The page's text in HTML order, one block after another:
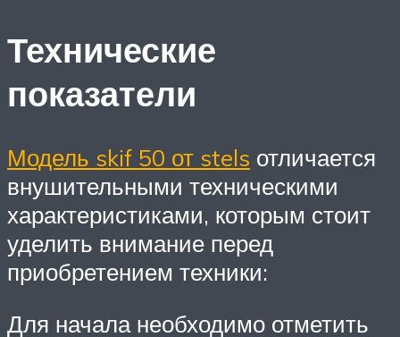
Технические
показатели
Модель skif 50 от stels отличается
внушительными техническими
характеристиками, которым стоит
уделить внимание перед
приобретением техники:
Для начала необходимо отметить